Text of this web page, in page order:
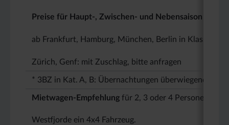
Preise für Haupt-, Zwischen- und Nebensaison
ab Frankfurt, Hamburg, München, Berlin in Klassen I-L
Zürich, Genf: mit Zuschlag, bitte anfragen
* 3BZ in Kat. A, B: Übernachtungen überwiegend im
Mietwagen-Empfehlung für 2, 3 oder 4 Personen
Westfjorde ein 4x4 Fahrzeug.